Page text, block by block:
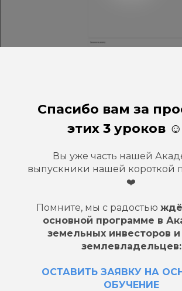
Спасибо вам за
этих 3 уроков
Вы уже часть нашей
выпускники нашей короткой
❤️
Помните, мы с радостью
основной программе в
земельных инвесторов
землевладельцев:
ОСТАВИТЬ ЗАЯВКУ НА
ОБУЧЕНИЕ